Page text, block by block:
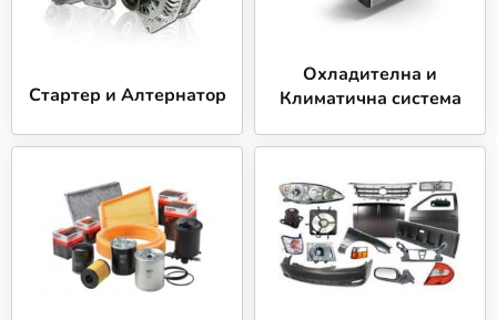
Стартер и Алтернатор
Охладителна и
Климатична система